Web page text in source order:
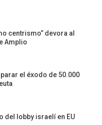
centrismo” devora al
Amplio
el éxodo de 50.000
del lobby israelí en EU